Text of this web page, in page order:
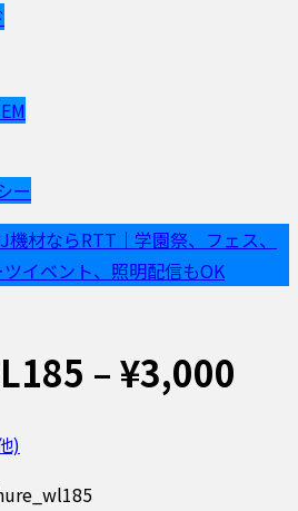
ー
材ならRTT｜学園祭、フェス、
イベント、照明配信もOK
– ¥3,000
)